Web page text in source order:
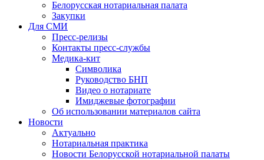
Белорусская нотариальная палата
Закупки
Для СМИ
Пресс-релизы
Контакты пресс-службы
Медика-кит
Символика
Руководство БНП
Видео о нотариате
Имиджевые фотографии
Об использовании материалов сайта
Новости
Актуально
Нотариальная практика
Новости Белорусской нотариальной палаты